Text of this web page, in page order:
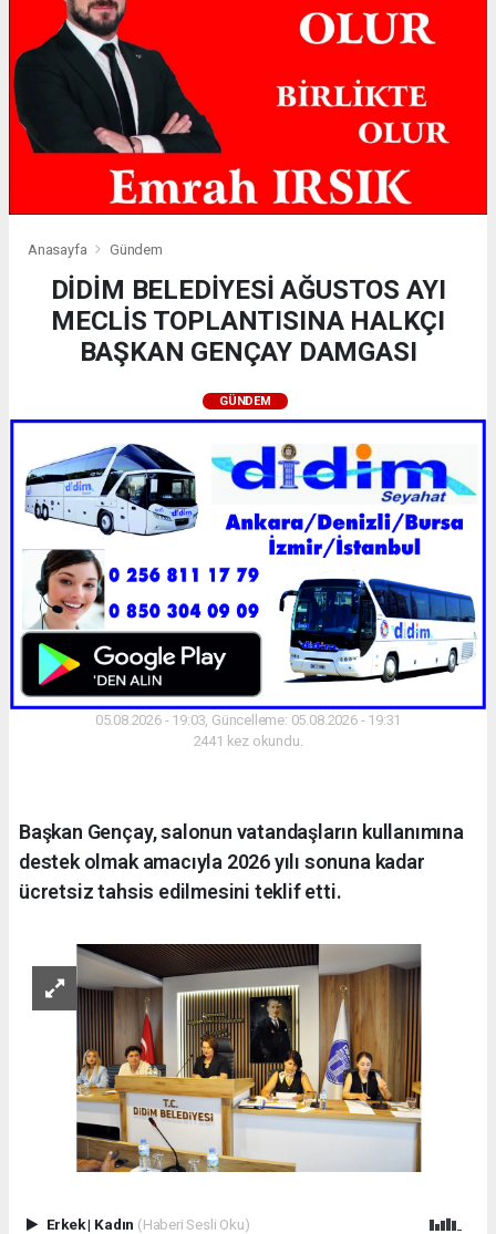
Anasayfa Gündem
DİDİM BELEDİYESİ AĞUSTOS AYI
MECLİS TOPLANTISINA HALKÇI
BAŞKAN GENÇAY DAMGASI
GÜNDEM
05.08.2026 - 19:03, Güncelleme: 05.08.2026 - 19:31
2441 kez okundu.
Başkan Gençay, salonun vatandaşların kullanımına
destek olmak amacıyla 2026 yılı sonuna kadar
ücretsiz tahsis edilmesini teklif etti.
Erkek| Kadın (Haberi Sesli Oku)